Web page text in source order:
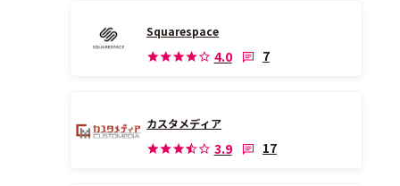
Squarespace
4.0 7
カスタメディア
3.9 17